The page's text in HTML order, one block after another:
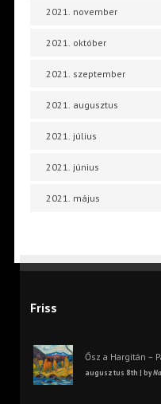
2021. november
2021. október
2021. szeptember
2021. augusztus
2021. július
2021. június
2021. május
Friss
Ősz a Hargitán –
augusztus 8th | by